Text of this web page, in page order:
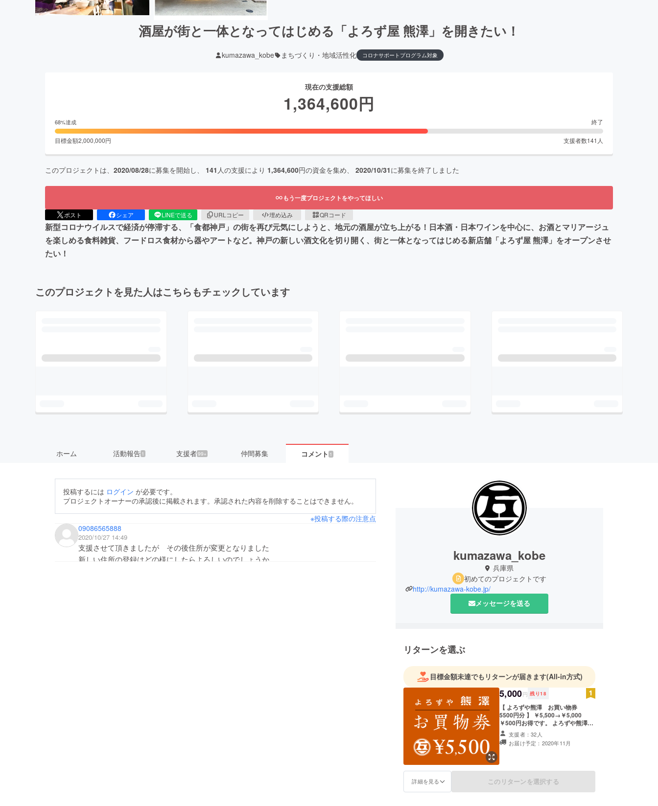
酒屋が街と一体となってはじめる「よろず屋 熊澤」を開きたい！
kumazawa_kobe まちづくり・地域活性化 コロナサポートプログラム対象
現在の支援総額
1,364,600円
68%達成 終了
目標金額2,000,000円 支援者数141 人
このプロジェクトは、 2020/08/28に募集を開始し、 141 人の支援により 1,364,600円の資金を集め、 2020/10/31に募集を終了しました
もう一度プロジェクトをやってほしい
ポスト シェア LINEで送る URLコピー 埋め込み QRコード
新型コロナウイルスで経済が停滞する、「食都神戸」の街を再び元気にしようと、地元の酒屋が立ち上がる！日本酒・日本ワインを中心に、お酒とマリアージュ
を楽しめる食料雑貨、フードロス食材から器やアートなど。神戸の新しい酒文化を切り開く、街と一体となってはじめる新店舗「よろず屋 熊澤」をオープンさせ
たい！
このプロジェクトを見た人はこちらもチェックしています
ホーム 活動報告 1 支援者99+ 仲間募集 コメント 1
投稿するには ログイン が必要です。
プロジェクトオーナーの承認後に掲載されます。承認された内容を削除することはできません。
※投稿する際の注意点
09086565888
2020/10/27 14:49
支援させて頂きましたが その後住所が変更となりました
新しい住所の登録はどの様にしたらよろしいのでしょうか
kumazawa_kobe
兵庫県
初めてのプロジェクトです
http://kumazawa-kobe.jp/
メッセージを送る
リターンを選ぶ
目標金額未達でもリターンが届きます(All-in方式)
5,000円 残り18
【 よろずや熊澤 お買い物券
5500円分 】 ￥5,500→￥5,000
￥500円お得です。 よろずや熊澤
会員費（年間￥1,000）1年間ご提
供。 よろずや熊澤の商品をお買い上
げ時にご利用頂けます。 ※お買い物
支援者：32人
お届け予定：2020年11月
詳細を見る このリターンを選択する